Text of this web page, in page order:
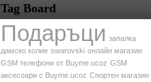
Tag Board
Подаръци запалка
дамско колие swarovski онлайн магазин
GSM телефони от Buyme.ucoz GSM
аксесоари с Buyme.ucoz Спортен магазин